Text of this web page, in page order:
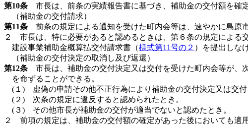
第10条 市長は、前条の実績報告書に基づき、補助金の交付額を確
（補助金の交付請求）
第11条 前条の規定による通知を受けた町内会等は、速やかに島原
２ 市長は、特に必要があると認めるときは、第６条の規定による
建設事業補助金概算払交付請求書（様式第11号の２ ）を提出しな
（補助金の交付決定の取消し及び返還）
第12条 市長は、補助金の交付決定又は交付を受けた町内会等が、
を命ずることができる。
(１) 虚偽の申請その他不正行為により補助金の交付決定又は交付
(２) 次条の規定に違反すると認められたとき。
(３) その他市長が補助金の交付が適当でないと認めたとき。
２ 前項の規定は、補助金の交付額の確定があった後においても適